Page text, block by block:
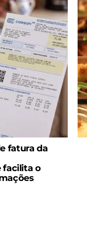
fatura da
facilita o